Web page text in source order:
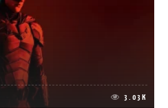
3.03K